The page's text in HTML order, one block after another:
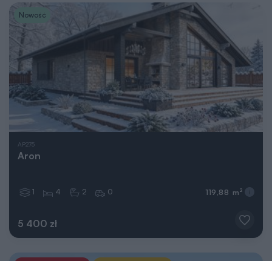
Nowość
AP275
Aron
5 400 zł
1 4 2 0 119,88 m 2